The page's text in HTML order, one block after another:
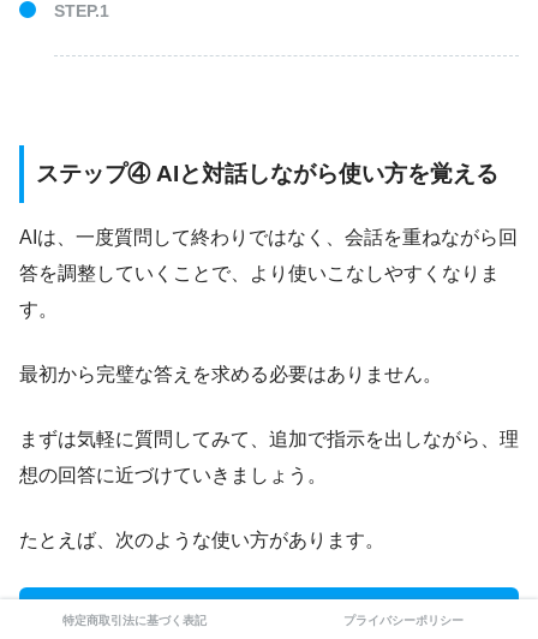
ステップ④ AIと対話しながら使い方を覚える
AIは、一度質問して終わりではなく、会話を重ねながら回
答を調整していくことで、より使いこなしやすくなりま
す。
最初から完璧な答えを求める必要はありません。
まずは気軽に質問してみて、追加で指示を出しながら、理
想の回答に近づけていきましょう。
たとえば、次のような使い方があります。
対話の例
特定商取引法に基づく表記 プライバシーポリシー